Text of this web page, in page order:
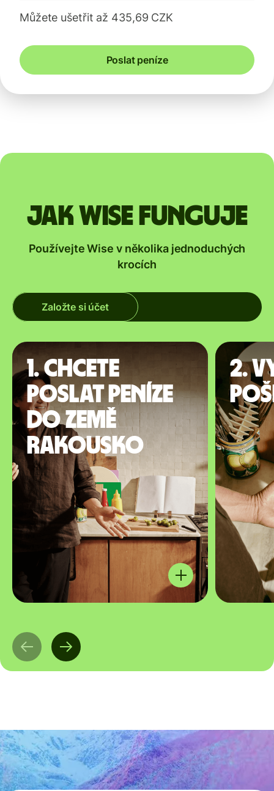
Můžete ušetřit až 435,69 CZK
Poslat peníze
Jak Wise funguje
Používejte Wise v několika jednoduchých
krocích
Založte si účet
1. Chcete
poslat peníze
do země
Rakousko
2.